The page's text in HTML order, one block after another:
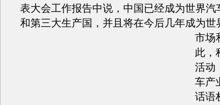
表大会工作报告中说，中国已经成为世界汽
和第三大生产国，并且将在今后几年成为世
市场
此，
活动
车产
话语